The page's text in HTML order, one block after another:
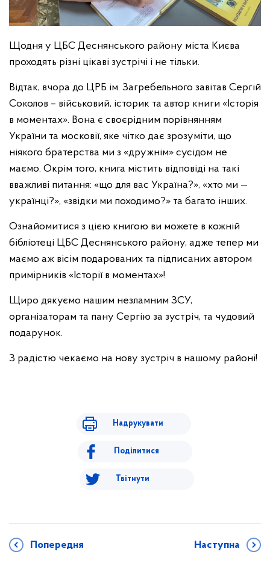
Щодня у ЦБС Деснянського району міста Києва
проходять різні цікаві зустрічі і не тільки.
Відтак, вчора до ЦРБ ім. Загребельного завітав Сергій
Соколов – військовий, історик та автор книги «Історія
в моментах». Вона є своєрідним порівнянням
України та московії, яке чітко дає зрозуміти, що
ніякого братерства ми з «дружнім» сусідом не
маємо. Окрім того, книга містить відповіді на такі
вважливі питання: «що для вас Україна?», «хто ми —
українці?», «звідки ми походимо?» та багато інших.
Ознайомитися з цією книгою ви можете в кожній
бібліотеці ЦБС Деснянського району, адже тепер ми
маємо аж вісім подарованих та підписаних автором
примірників «Історії в моментах»!
Щиро дякуємо нашим незламним ЗСУ,
організаторам та пану Сергію за зустріч, та чудовий
подарунок.
З радістю чекаємо на нову зустріч в нашому районі!
Надрукувати
Поділитися
Твітнути
Попередня Наступна